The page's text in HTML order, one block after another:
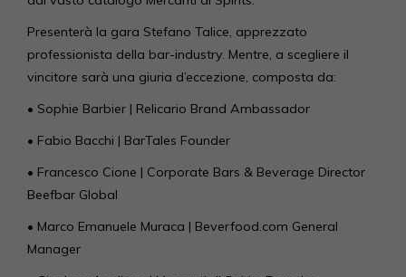
Presenterà la gara Stefano Talice, apprezzato
professionista della bar-industry. Mentre, a scegliere il
vincitore sarà una giuria d’eccezione, composta da:
• Sophie Barbier | Relicario Brand Ambassador
• Fabio Bacchi | BarTales Founder
• Francesco Cione | Corporate Bars & Beverage Director
Beefbar Global
• Marco Emanuele Muraca | Beverfood.com General
Manager